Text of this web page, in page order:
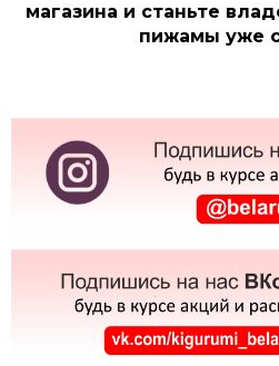
магазина и станьте
пижамы уже